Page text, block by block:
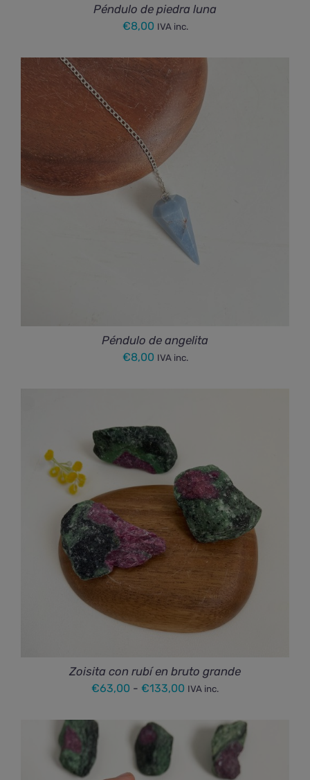
Péndulo de piedra luna
€8,00 IVA inc.
Péndulo de angelita
€8,00 IVA inc.
Zoisita con rubí en bruto grande
€63,00 - €133,00 Rango
precios:
desde
€63,00
IVA inc.